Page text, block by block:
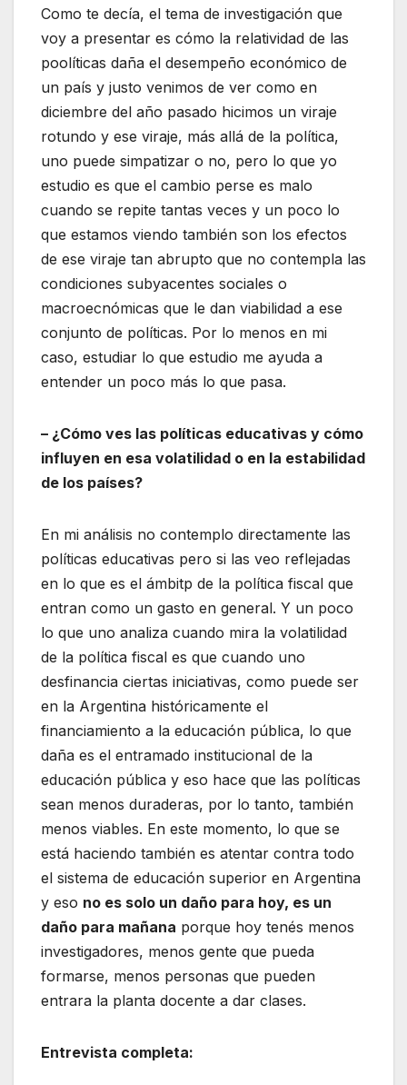
Como te decía, el tema de investigación que
voy a presentar es cómo la relatividad de las
poolíticas daña el desempeño económico de
un país y justo venimos de ver como en
diciembre del año pasado hicimos un viraje
rotundo y ese viraje, más allá de la política,
uno puede simpatizar o no, pero lo que yo
estudio es que el cambio perse es malo
cuando se repite tantas veces y un poco lo
que estamos viendo también son los efectos
de ese viraje tan abrupto que no contempla las
condiciones subyacentes sociales o
macroecnómicas que le dan viabilidad a ese
conjunto de políticas. Por lo menos en mi
caso, estudiar lo que estudio me ayuda a
entender un poco más lo que pasa.
– ¿Cómo ves las políticas educativas y cómo
influyen en esa volatilidad o en la estabilidad
de los países?
En mi análisis no contemplo directamente las
políticas educativas pero si las veo reflejadas
en lo que es el ámbitp de la política fiscal que
entran como un gasto en general. Y un poco
lo que uno analiza cuando mira la volatilidad
de la política fiscal es que cuando uno
desfinancia ciertas iniciativas, como puede ser
en la Argentina históricamente el
financiamiento a la educación pública, lo que
daña es el entramado institucional de la
educación pública y eso hace que las políticas
sean menos duraderas, por lo tanto, también
menos viables. En este momento, lo que se
está haciendo también es atentar contra todo
el sistema de educación superior en Argentina
y eso no es solo un daño para hoy, es un
daño para mañana porque hoy tenés menos
investigadores, menos gente que pueda
formarse, menos personas que pueden
entrara la planta docente a dar clases.
Entrevista completa: